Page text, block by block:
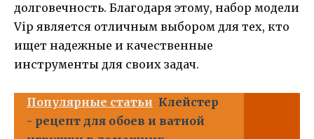
долговечность. Благодаря этому, набор модели
Vip является отличным выбором для тех, кто
ищет надежные и качественные
инструменты для своих задач.
Популярные статьи Клейстер
- рецепт для обоев и ватной